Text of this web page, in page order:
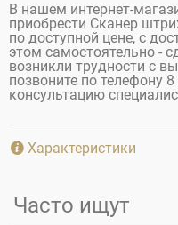
В нашем интернет-
приобрести Сканер
по доступной цене, с
этом самостоятельно -
возникли трудности с
позвоните по телефону
консультацию
Характеристики
Часто ищут